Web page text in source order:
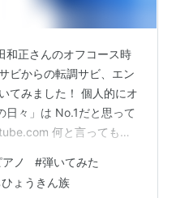
和正さんのオフコース時
ビからの転調サビ、エン
てみました！ 個人的にオ
日々」は No.1だと思って
何と言っても、
メロからの メジャーコ
ての サビ、エンディン
アノ #弾いてみた
ょうきん族